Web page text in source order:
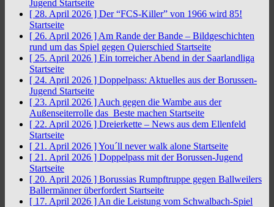
Jugend Startseite
[ 28. April 2026 ] Der “FCS-Killer” von 1966 wird 85!
Startseite
[ 26. April 2026 ] Am Rande der Bande – Bildgeschichten
rund um das Spiel gegen Quierschied Startseite
[ 25. April 2026 ] Ein torreicher Abend in der Saarlandliga
Startseite
[ 24. April 2026 ] Doppelpass: Aktuelles aus der Borussen-
Jugend Startseite
[ 23. April 2026 ] Auch gegen die Wambe aus der
Außenseiterrolle das Beste machen Startseite
[ 22. April 2026 ] Dreierkette – News aus dem Ellenfeld
Startseite
[ 21. April 2026 ]You´ll never walk alone Startseite
[ 21. April 2026 ] Doppelpass mit der Borussen-Jugend
Startseite
[ 20. April 2026 ] Borussias Rumpftruppe gegen Ballweilers
Ballermänner überfordert Startseite
[ 17. April 2026 ] An die Leistung vom Schwalbach-Spiel